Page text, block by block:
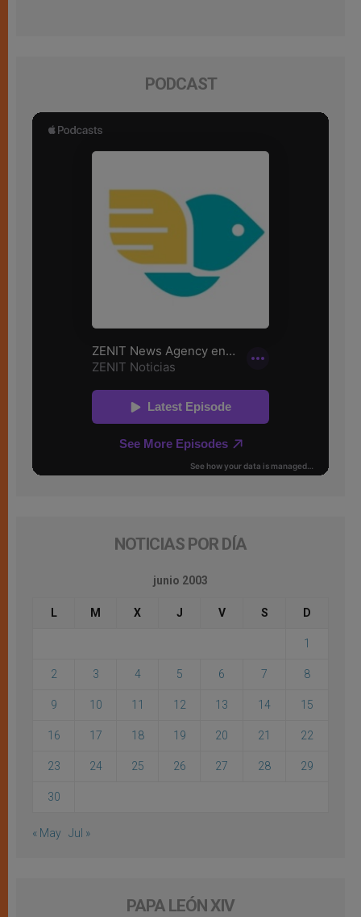
PODCAST
NOTICIAS POR DÍA
junio 2003
L M X J V S D
1
2 3 4 5 6 7 8
9 10 11 12 13 14 15
16 17 18 19 20 21 22
23 24 25 26 27 28 29
30
« May Jul »
PAPA LEÓN XIV